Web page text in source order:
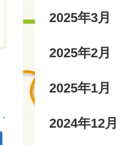
2025年3月
2025年2月
2025年1月
2024年12月